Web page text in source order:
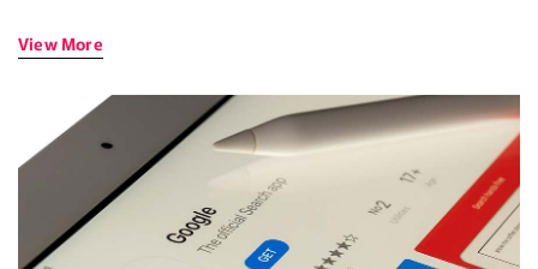
View More